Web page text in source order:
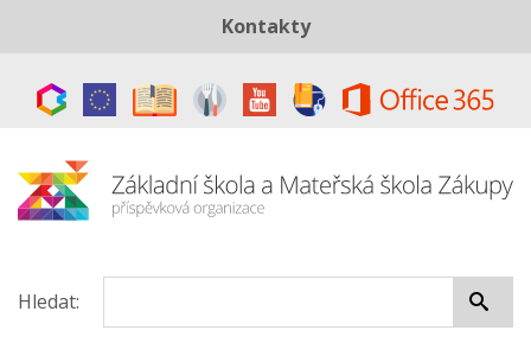
Kontakty
Datová schránka:ye8cp64
Hledat: